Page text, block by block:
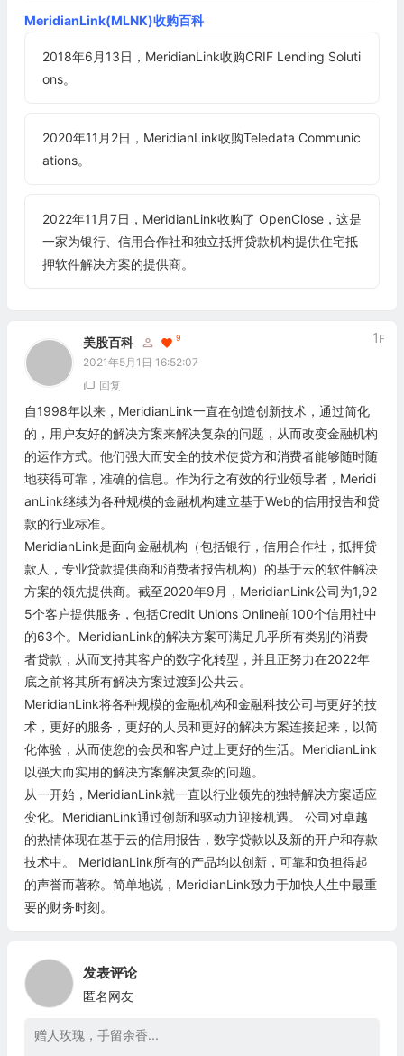
MeridianLink(MLNK)收购百科
2018年6月13日，MeridianLink收购CRIF Lending Soluti
ons。
2020年11月2日，MeridianLink收购Teledata Communic
ations。
2022年11月7日，MeridianLink收购了 OpenClose，这是
一家为银行、信用合作社和独立抵押贷款机构提供住宅抵
押软件解决方案的提供商。
美股百科 9
2021年5月1日 16:52:07
1 F
回复
自1998年以来，MeridianLink一直在创造创新技术，通过简化
的，用户友好的解决方案来解决复杂的问题，从而改变金融机构
的运作方式。他们强大而安全的技术使贷方和消费者能够随时随
地获得可靠，准确的信息。作为行之有效的行业领导者，Meridi
anLink继续为各种规模的金融机构建立基于Web的信用报告和贷
款的行业标准。
MeridianLink是面向金融机构（包括银行，信用合作社，抵押贷
款人，专业贷款提供商和消费者报告机构）的基于云的软件解决
方案的领先提供商。截至2020年9月，MeridianLink公司为1,92
5个客户提供服务，包括Credit Unions Online前100个信用社中
的63个。MeridianLink的解决方案可满足几乎所有类别的消费
者贷款，从而支持其客户的数字化转型，并且正努力在2022年
底之前将其所有解决方案过渡到公共云。
MeridianLink将各种规模的金融机构和金融科技公司与更好的技
术，更好的服务，更好的人员和更好的解决方案连接起来，以简
化体验，从而使您的会员和客户过上更好的生活。MeridianLink
以强大而实用的解决方案解决复杂的问题。
从一开始，MeridianLink就一直以行业领先的独特解决方案适应
变化。MeridianLink通过创新和驱动力迎接机遇。 公司对卓越
的热情体现在基于云的信用报告，数字贷款以及新的开户和存款
技术中。 MeridianLink所有的产品均以创新，可靠和负担得起
的声誉而著称。简单地说，MeridianLink致力于加快人生中最重
要的财务时刻。
发表评论
匿名网友